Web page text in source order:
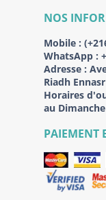
NOS
Mobile :
WhatsApp :
Adresse :
Riadh
Horaires
au
PAIEMENT